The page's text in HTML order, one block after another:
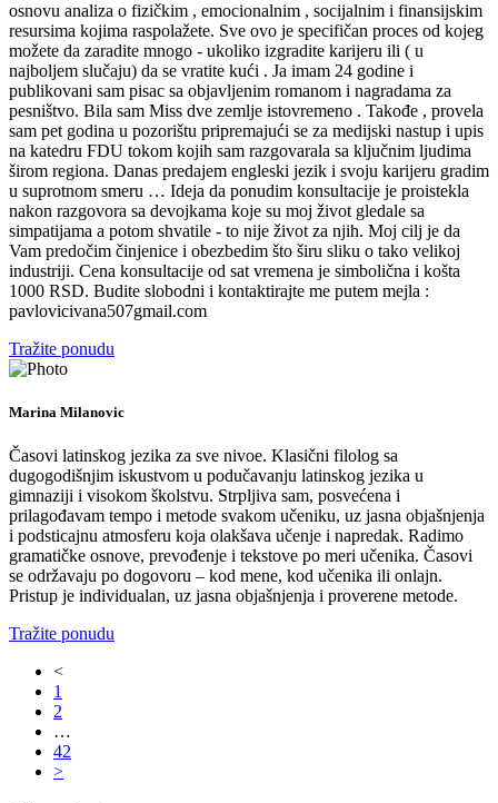
osnovu analiza o fizičkim , emocionalnim , socijalnim i finansijskim
resursima kojima raspolažete. Sve ovo je specifičan proces od kojeg
možete da zaradite mnogo - ukoliko izgradite karijeru ili ( u
najboljem slučaju) da se vratite kući . Ja imam 24 godine i
publikovani sam pisac sa objavljenim romanom i nagradama za
pesništvo. Bila sam Miss dve zemlje istovremeno . Takođe , provela
sam pet godina u pozorištu pripremajući se za medijski nastup i upis
na katedru FDU tokom kojih sam razgovarala sa ključnim ljudima
širom regiona. Danas predajem engleski jezik i svoju karijeru gradim
u suprotnom smeru … Ideja da ponudim konsultacije je proistekla
nakon razgovora sa devojkama koje su moj život gledale sa
simpatijama a potom shvatile - to nije život za njih. Moj cilj je da
Vam predočim činjenice i obezbedim što širu sliku o tako velikoj
industriji. Cena konsultacije od sat vremena je simbolična i košta
1000 RSD. Budite slobodni i kontaktirajte me putem mejla :
pavlovicivana507gmail.com
Tražite ponudu
Marina Milanovic
Časovi latinskog jezika za sve nivoe. Klasični filolog sa
dugogodišnjim iskustvom u podučavanju latinskog jezika u
gimnaziji i visokom školstvu. Strpljiva sam, posvećena i
prilagođavam tempo i metode svakom učeniku, uz jasna objašnjenja
i podsticajnu atmosferu koja olakšava učenje i napredak. Radimo
gramatičke osnove, prevođenje i tekstove po meri učenika. Časovi
se održavaju po dogovoru – kod mene, kod učenika ili onlajn.
Pristup je individualan, uz jasna objašnjenja i proverene metode.
Tražite ponudu
<
1
2
…
42
>